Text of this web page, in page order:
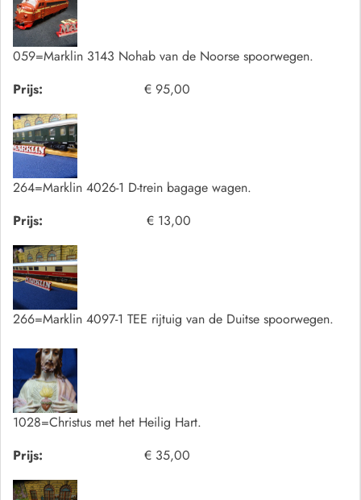
059=Marklin 3143 Nohab van de Noorse spoorwegen.
Prijs:
€ 95,00
264=Marklin 4026-1 D-trein bagage wagen.
Prijs:
€ 13,00
266=Marklin 4097-1 TEE rijtuig van de Duitse spoorwegen.
1028=Christus met het Heilig Hart.
Prijs:
€ 35,00